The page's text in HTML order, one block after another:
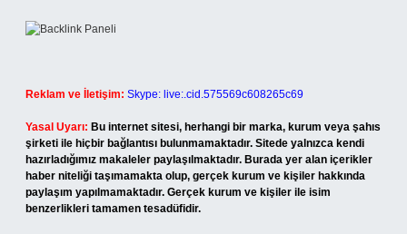
Reklam ve İletişim: Skype: live:.cid.575569c608265c69
Yasal Uyarı: Bu internet sitesi, herhangi bir marka, kurum veya şahıs
şirketi ile hiçbir bağlantısı bulunmamaktadır. Sitede yalnızca kendi
hazırladığımız makaleler paylaşılmaktadır. Burada yer alan içerikler
haber niteliği taşımamakta olup, gerçek kurum ve kişiler hakkında
paylaşım yapılmamaktadır. Gerçek kurum ve kişiler ile isim
benzerlikleri tamamen tesadüfidir.